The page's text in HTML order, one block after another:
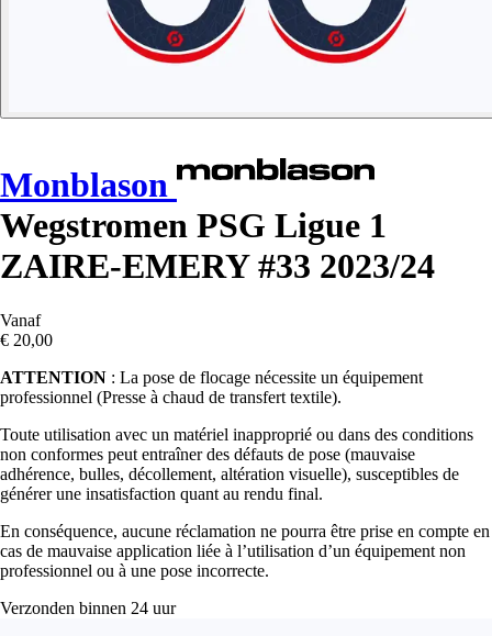
Monblason
Wegstromen PSG Ligue 1
ZAIRE-EMERY #33 2023/24
Vanaf
€ 20,00
ATTENTION : La pose de flocage nécessite un équipement
professionnel (Presse à chaud de transfert textile).
Toute utilisation avec un matériel inapproprié ou dans des conditions
non conformes peut entraîner des défauts de pose (mauvaise
adhérence, bulles, décollement, altération visuelle), susceptibles de
générer une insatisfaction quant au rendu final.
En conséquence, aucune réclamation ne pourra être prise en compte en
cas de mauvaise application liée à l’utilisation d’un équipement non
professionnel ou à une pose incorrecte.
Verzonden binnen 24 uur